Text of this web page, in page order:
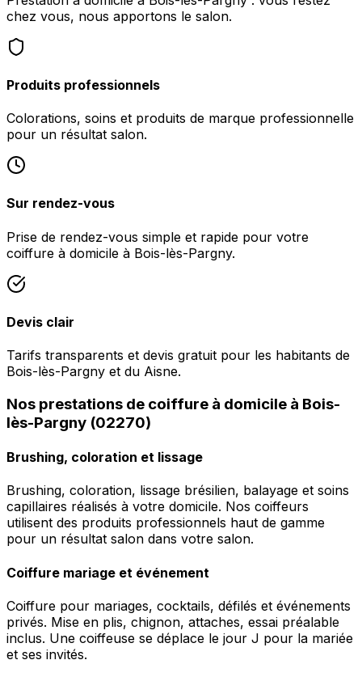
chez vous, nous apportons le salon.
Produits professionnels
Colorations, soins et produits de marque professionnelle
pour un résultat salon.
Sur rendez-vous
Prise de rendez-vous simple et rapide pour votre
coiffure à domicile à Bois-lès-Pargny.
Devis clair
Tarifs transparents et devis gratuit pour les habitants de
Bois-lès-Pargny et du Aisne.
Nos prestations de coiffure à domicile à Bois-
lès-Pargny (02270)
Brushing, coloration et lissage
Brushing, coloration, lissage brésilien, balayage et soins
capillaires réalisés à votre domicile. Nos coiffeurs
utilisent des produits professionnels haut de gamme
pour un résultat salon dans votre salon.
Coiffure mariage et événement
Coiffure pour mariages, cocktails, défilés et événements
privés. Mise en plis, chignon, attaches, essai préalable
inclus. Une coiffeuse se déplace le jour J pour la mariée
et ses invités.